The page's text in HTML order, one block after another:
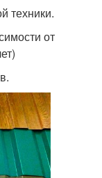
техники.
от